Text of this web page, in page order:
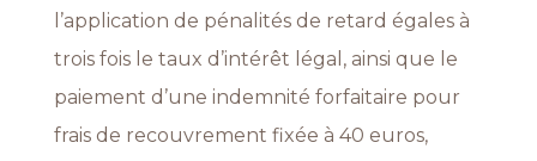
l’application de pénalités de retard égales à
trois fois le taux d’intérêt légal, ainsi que le
paiement d’une indemnité forfaitaire pour
frais de recouvrement fixée à 40 euros,